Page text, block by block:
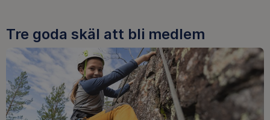
Tre goda skäl att bli medlem